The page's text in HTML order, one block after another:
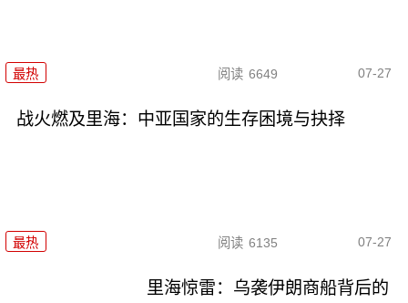
最热 阅读 6649 07-27
战火燃及里海：中亚国家的生存困境与抉择
最热 阅读 6135 07-27
里海惊雷：乌袭伊朗商船背后的